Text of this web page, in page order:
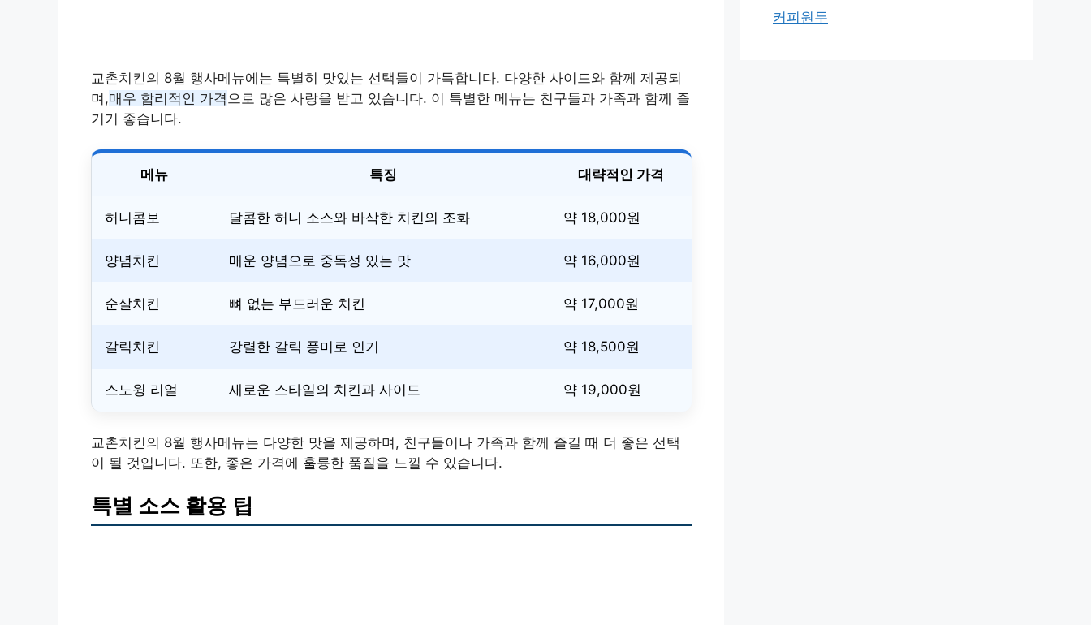
교촌치킨의 8월 행사메뉴에는 특별히 맛있는 선택들이 가득합니다. 다양한 사이드와 함께 제공되
며,매우 합리적인 가격 으로 많은 사랑을 받고 있습니다. 이 특별한 메뉴는 친구들과 가족과 함께 즐
기기 좋습니다.
메뉴 특징 대략적인 가격
허니콤보 달콤한 허니 소스와 바삭한 치킨의 조화 약 18,000원
양념치킨 매운 양념으로 중독성 있는 맛 약 16,000원
순살치킨 뼈 없는 부드러운 치킨 약 17,000원
갈릭치킨 강렬한 갈릭 풍미로 인기 약 18,500원
스노윙 리얼 새로운 스타일의 치킨과 사이드 약 19,000원
교촌치킨의 8월 행사메뉴는 다양한 맛을 제공하며, 친구들이나 가족과 함께 즐길 때 더 좋은 선택
이 될 것입니다. 또한, 좋은 가격에 훌륭한 품질을 느낄 수 있습니다.
특별 소스 활용 팁
커피원두